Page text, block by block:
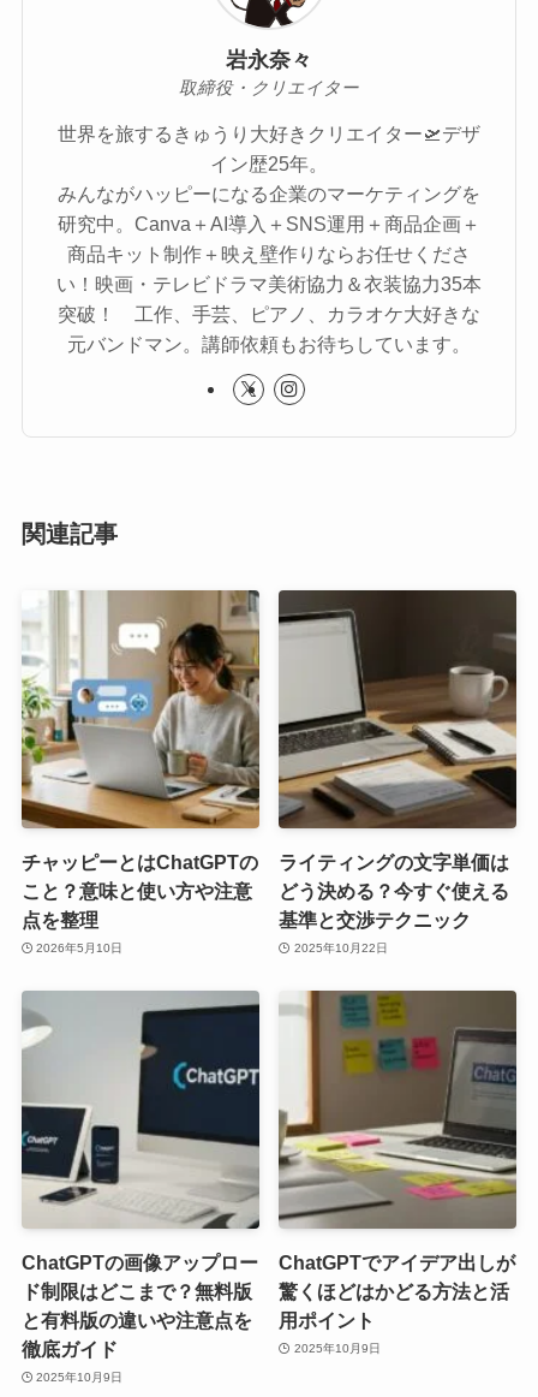
岩永奈々
取締役・クリエイター
世界を旅するきゅうり大好きクリエイター🛫デザ
イン歴25年。
みんながハッピーになる企業のマーケティングを
研究中。Canva＋AI導入＋SNS運用＋商品企画＋
商品キット制作＋映え壁作りならお任せくださ
い！映画・テレビドラマ美術協力＆衣装協力35本
突破！ 工作、手芸、ピアノ、カラオケ大好きな
元バンドマン。講師依頼もお待ちしています。
関連記事
チャッピーとはChatGPTの
こと？意味と使い方や注意
点を整理
2026年5月10日
ライティングの文字単価は
どう決める？今すぐ使える
基準と交渉テクニック
2025年10月22日
ChatGPTの画像アップロー
ド制限はどこまで？無料版
と有料版の違いや注意点を
徹底ガイド
2025年10月9日
ChatGPTでアイデア出しが
驚くほどはかどる方法と活
用ポイント
2025年10月9日